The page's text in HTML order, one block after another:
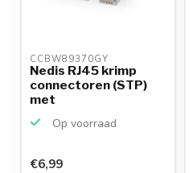
CCBW89370GY
Nedis RJ45 krimp
connectoren (STP)
met
v...
Op voorraad
€6,99